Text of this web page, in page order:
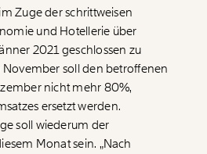
Zuge der schrittweisen
und Hotellerie über
2021 geschlossen zu
November soll den betroffenen
nicht mehr 80%,
ersetzt werden.
soll wiederum der
Monat sein. „Nach